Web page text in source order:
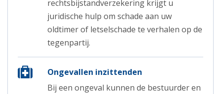
rechtsbijstandverzekering krijgt u
juridische hulp om schade aan uw
oldtimer of letselschade te verhalen op de
tegenpartij.
Ongevallen inzittenden
Bij een ongeval kunnen de bestuurder en